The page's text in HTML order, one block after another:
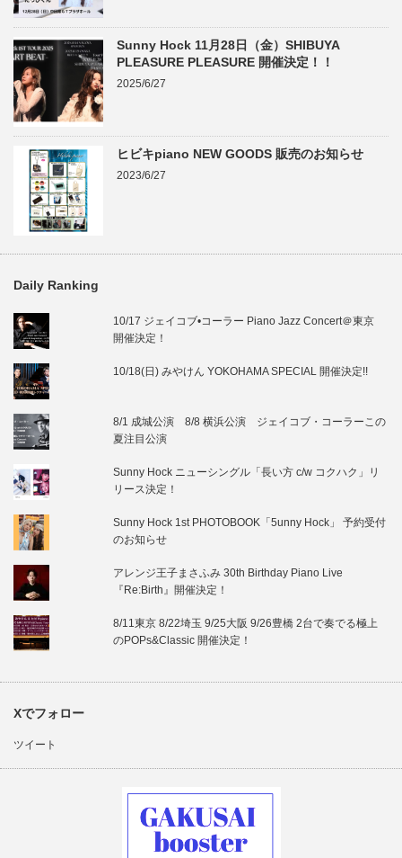
Sunny Hock 11月28日（金）SHIBUYA
PLEASURE PLEASURE 開催決定！！
2025/6/27
ヒビキpiano NEW GOODS 販売のお知らせ
2023/6/27
Daily Ranking
10/17 ジェイコブ•コーラー Piano Jazz Concert＠東京
開催決定！
10/18(日) みやけん YOKOHAMA SPECIAL 開催決定!!
8/1 成城公演 8/8 横浜公演 ジェイコブ・コーラーこの
夏注目公演
Sunny Hock ニューシングル「長い方 c/w コクハク」リ
リース決定！
Sunny Hock 1st PHOTOBOOK「5unny Hock」 予約受付
のお知らせ
アレンジ王子まさふみ 30th Birthday Piano Live
『Re:Birth』開催決定！
8/11東京 8/22埼玉 9/25大阪 9/26豊橋 2台で奏でる極上
のPOPs&Classic 開催決定！
Xでフォロー
ツイート